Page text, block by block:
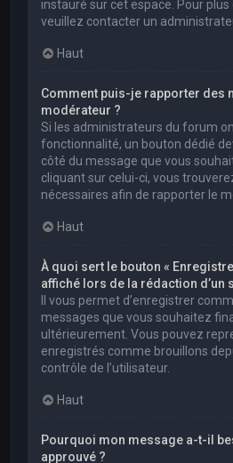
instauré sur cet espace. Pour plus
veuillez contacter un
Haut
Comment puis-je rapporter des
modérateur ?
Si les administrateurs du forum
fonctionnalité, un bouton dédié
côté du message que vous
cliquant sur celui-ci, vous
nécessaires afin de rapporter le
Haut
À quoi sert le bouton «
affiché lors de la rédaction d’un
Il vous permet d’enregistrer
messages que vous souhaitez
ultérieurement. Vous pouvez
enregistrés comme brouillons
contrôle de l’utilisateur.
Haut
Pourquoi mon message a-t-il
approuvé ?